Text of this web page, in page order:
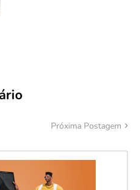
Próxima Postagem